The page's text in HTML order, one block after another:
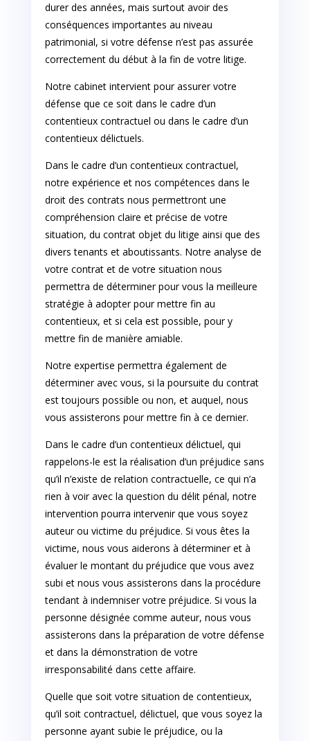
durer des années, mais surtout avoir des
conséquences importantes au niveau
patrimonial, si votre défense n’est pas assurée
correctement du début à la fin de votre litige.
Notre cabinet intervient pour assurer votre
défense que ce soit dans le cadre d’un
contentieux contractuel ou dans le cadre d’un
contentieux délictuels.
Dans le cadre d’un contentieux contractuel,
notre expérience et nos compétences dans le
droit des contrats nous permettront une
compréhension claire et précise de votre
situation, du contrat objet du litige ainsi que des
divers tenants et aboutissants. Notre analyse de
votre contrat et de votre situation nous
permettra de déterminer pour vous la meilleure
stratégie à adopter pour mettre fin au
contentieux, et si cela est possible, pour y
mettre fin de manière amiable.
Notre expertise permettra également de
déterminer avec vous, si la poursuite du contrat
est toujours possible ou non, et auquel, nous
vous assisterons pour mettre fin à ce dernier.
Dans le cadre d’un contentieux délictuel, qui
rappelons-le est la réalisation d’un préjudice sans
qu’il n’existe de relation contractuelle, ce qui n’a
rien à voir avec la question du délit pénal, notre
intervention pourra intervenir que vous soyez
auteur ou victime du préjudice. Si vous êtes la
victime, nous vous aiderons à déterminer et à
évaluer le montant du préjudice que vous avez
subi et nous vous assisterons dans la procédure
tendant à indemniser votre préjudice. Si vous la
personne désignée comme auteur, nous vous
assisterons dans la préparation de votre défense
et dans la démonstration de votre
irresponsabilité dans cette affaire.
Quelle que soit votre situation de contentieux,
qu’il soit contractuel, délictuel, que vous soyez la
personne ayant subie le préjudice, ou la